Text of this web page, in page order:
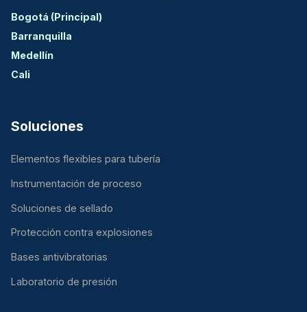
Bogotá (Principal)
Barranquilla
Medellín
Cali
Soluciones
Elementos flexibles para tubería
Instrumentación de proceso
Soluciones de sellado
Protección contra explosiones
Bases antivibratorias
Laboratorio de presión